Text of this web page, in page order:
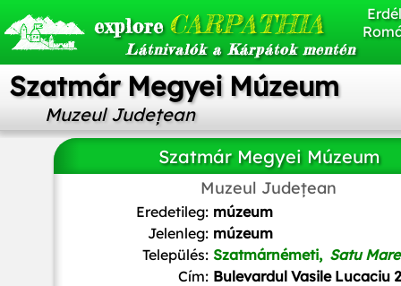
explore CARPATHIA
Látnivalók a Kárpátok mentén
Szatmár Megyei Múzeum
Muzeul Județean
Szatmár Megyei Múzeum
Muzeul Județean
Unknown author. The image was uploaded by
domain, via Wikimedia Commons
Eredetileg: múzeum
Jelenleg: múzeum
Település: Szatmárnémeti, Satu Mare
Cím: Bulevardul Vasile Lucaciu